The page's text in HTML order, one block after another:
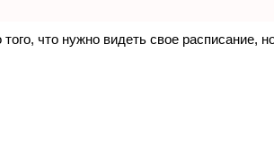
что нужно видеть свое